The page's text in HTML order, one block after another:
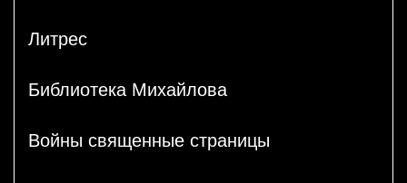
Литрес
Библиотека Михайлова
Войны священные страницы